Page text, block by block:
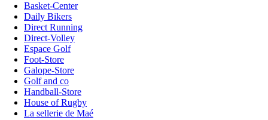
Basket-Center
Daily Bikers
Direct Running
Direct-Volley
Espace Golf
Foot-Store
Galope-Store
Golf and co
Handball-Store
House of Rugby
La sellerie de Maé